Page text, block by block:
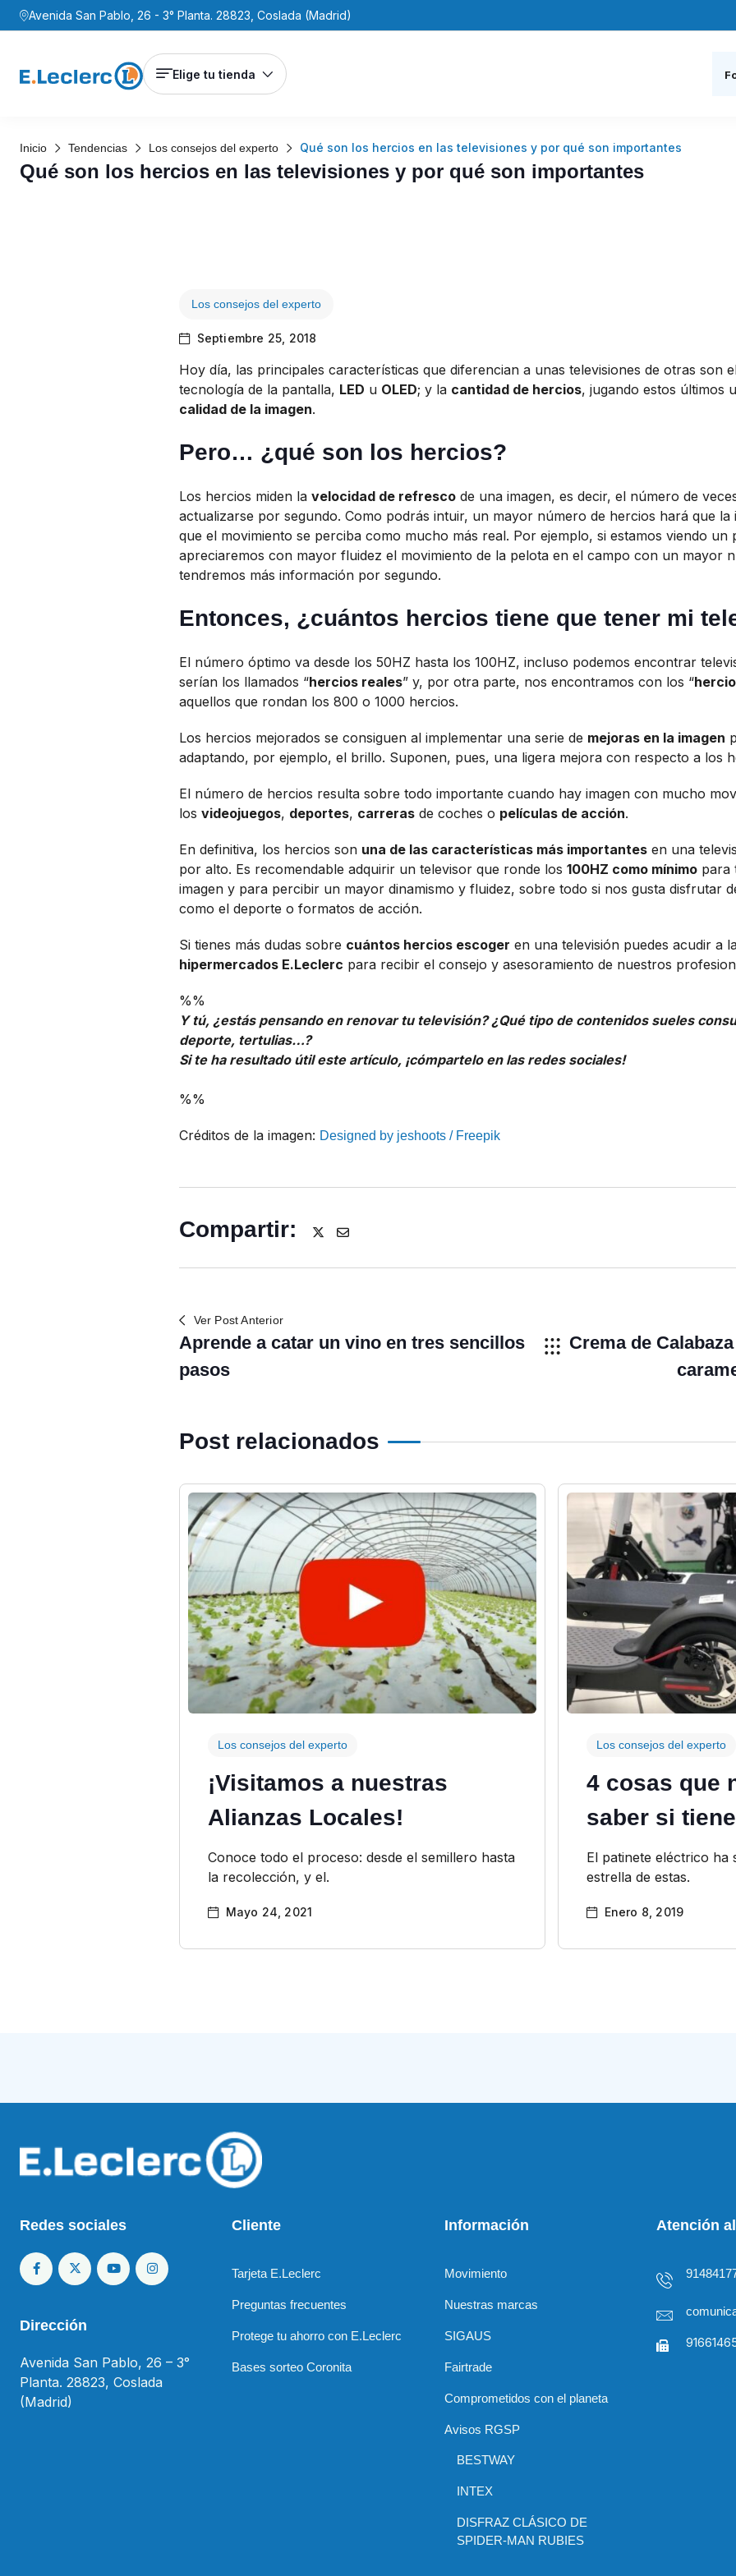
Avenida San Pablo, 26 - 3° Planta. 28823, Coslada (Madrid)
Elige tu tienda
Inicio Tendencias Los consejos del experto Qué son los hercios en las televisiones y por qué son importantes
Qué son los hercios en las televisiones y por qué son importantes
Los consejos del experto
Septiembre 25, 2018
Hoy día, las principales características que diferencian a unas televisiones de otras son
tecnología de la pantalla, LED u OLED; y la cantidad de hercios, jugando estos últimos
calidad de la imagen.
Pero… ¿qué son los hercios?
Los hercios miden lavelocidad de refresco de una imagen, es decir, el número de
actualizarse por segundo. Como podrás intuir, un mayor número de hercios hará que la
que el movimiento se perciba como mucho más real. Por ejemplo, si estamos viendo un
apreciaremos con mayor fluidez el movimiento de la pelota en el campo con un mayor
tendremos más información por segundo.
Entonces, ¿cuántos hercios tiene que tener mi
El número óptimo va desde los 50HZ hasta los 100HZ, incluso podemos encontrar
serían los llamados “hercios reales” y, por otra parte, nos encontramos con los “
aquellos que rondan los 800 o 1000 hercios.
Los hercios mejorados se consiguen al implementar una serie de mejoras en la imagen
adaptando, por ejemplo, el brillo. Suponen, pues, una ligera mejora con respecto a los
El número de hercios resulta sobre todo importante cuando hay imagen con mucho
losvideojuegos, deportes, carreras de coches o películas de acción.
En definitiva, los hercios son una de las características más importantes en una
por alto. Es recomendable adquirir un televisor que ronde los100HZ como mínimo para
imagen y para percibir un mayor dinamismo y fluidez, sobre todo si nos gusta disfrutar
como el deporte o formatos de acción.
Si tienes más dudas sobre cuántos hercios escoger en una televisión puedes acudir a
hipermercados E.Leclerc para recibir el consejo y asesoramiento de nuestros
%%
Y tú, ¿estás pensando en renovar tu televisión? ¿Qué tipo de contenidos sueles
deporte, tertulias…?
Si te ha resultado útil este artículo, ¡cómpartelo en las redes sociales!
%%
Créditos de la imagen: Designed by jeshoots / Freepik
Compartir:
Ver Post Anterior
Aprende a catar un vino en tres sencillos
pasos
Crema de
Post relacionados
Los consejos del experto
¡Visitamos a nuestras
Alianzas Locales!
Conoce todo el proceso: desde el semillero hasta
la recolección, y el.
Mayo 24, 2021
Los consejos del experto
4 cosas que
saber si
El patinete eléctrico ha
estrella de estas.
Enero 8, 2019
Redes sociales
Dirección
Avenida San Pablo, 26 – 3°
Planta. 28823, Coslada
(Madrid)
Cliente
Tarjeta E.Leclerc
Preguntas frecuentes
Protege tu ahorro con E.Leclerc
Bases sorteo Coronita
Información
Movimiento
Nuestras marcas
SIGAUS
Fairtrade
Comprometidos con el planeta
Avisos RGSP
BESTWAY
INTEX
DISFRAZ CLÁSICO DE
SPIDER-MAN RUBIES
Atención